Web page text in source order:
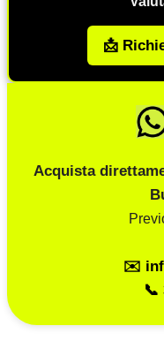
📩
Acquista
✉️
📞